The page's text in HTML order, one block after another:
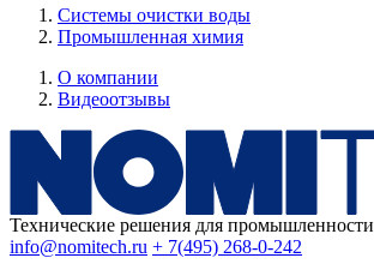
Системы очистки воды
Промышленная химия
О компании
Видеоотзывы
Технические решения для промышленности
info@nomitech.ru + 7(495) 268-0-242